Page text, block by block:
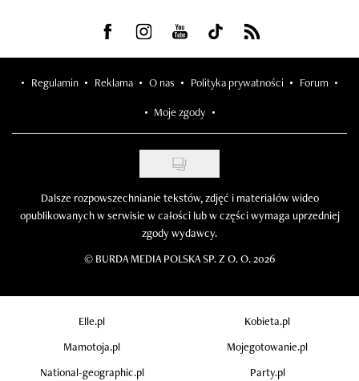
Visit us on Facebook
Visit us on Instagram
Visit us on Youtube
Visit us on Tiktok
Visit us on Rss
Regulamin Reklama O nas Polityka prywatności Forum
Moje zgody
Dalsze rozpowszechnianie tekstów, zdjęć i materiałów wideo
opublikowanych w serwisie w całości lub w części wymaga uprzedniej
zgody wydawcy.
© BURDA MEDIA POLSKA SP. Z O. O. 2026
Elle.pl
Kobieta.pl
Mamotoja.pl
Mojegotowanie.pl
National-geographic.pl
Party.pl